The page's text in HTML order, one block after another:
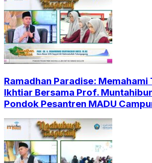
Ramadhan Paradise: Memahami
Ikhtiar Bersama Prof.
Pondok Pesantren MADU